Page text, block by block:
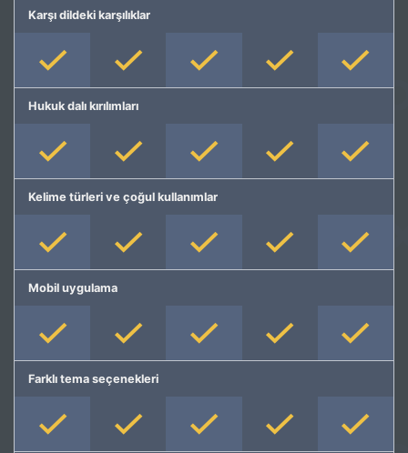
Karşı dildeki karşılıklar
Hukuk dalı kırılımları
Kelime türleri ve çoğul kullanımlar
Mobil uygulama
Farklı tema seçenekleri